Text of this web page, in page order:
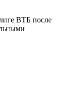
ВТБ после